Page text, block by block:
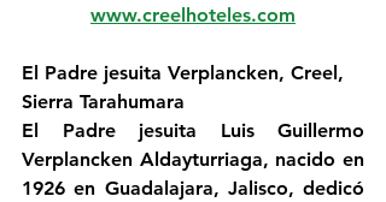
www.creelhoteles.com
El Padre jesuita Verplancken, Creel,
Sierra Tarahumara
El Padre jesuita Luis Guillermo
Verplancken Aldayturriaga, nacido en
1926 en Guadalajara, Jalisco, dedicó